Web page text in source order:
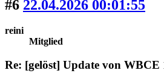
#6 22.04.2026 00:01:55
reini
Mitglied
Re: [gelöst] Update von WBCE